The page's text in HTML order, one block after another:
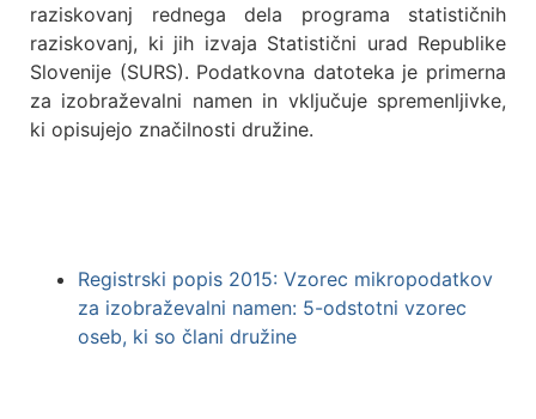
raziskovanj rednega dela programa statističnih
raziskovanj, ki jih izvaja Statistični urad Republike
Slovenije (SURS). Podatkovna datoteka je primerna
za izobraževalni namen in vključuje spremenljivke,
ki opisujejo značilnosti družine.
Registrski popis 2015: Vzorec mikropodatkov
za izobraževalni namen: 5-odstotni vzorec
oseb, ki so člani družine